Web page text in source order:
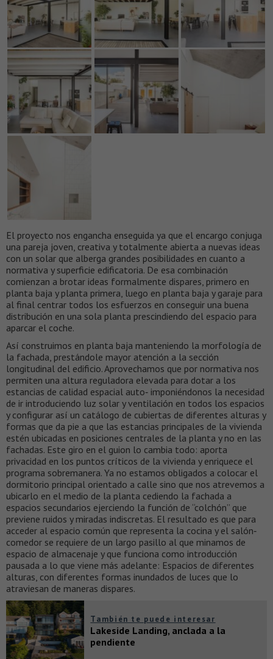
El proyecto nos engancha enseguida ya que el encargo conjuga
una pareja joven, creativa y totalmente abierta a nuevas ideas
con un solar que alberga grandes posibilidades en cuanto a
normativa y superficie edificatoria. De esa combinación
comienzan a brotar ideas formalmente dispares, primero en
planta baja y planta primera, luego en planta baja y garaje para
al final centrar todos los esfuerzos en conseguir una buena
distribución en una sola planta prescindiendo del espacio para
aparcar el coche.
Así construimos en planta baja manteniendo la morfología de
la fachada, prestándole mayor atención a la sección
longitudinal del edificio. Aprovechamos que por normativa nos
permiten una altura reguladora elevada para dotar a los
estancias de calidad espacial auto‐ imponiéndonos la necesidad
de ir introduciendo luz solar y ventilación en todos los espacios
y configurar así un catálogo de cubiertas de diferentes alturas y
formas que da pie a que las estancias principales de la vivienda
estén ubicadas en posiciones centrales de la planta y no en las
fachadas. Este giro en el guion lo cambia todo: aporta
privacidad en los puntos críticos de la vivienda y enriquece el
programa sobremanera. Ya no estamos obligados a colocar el
dormitorio principal orientado a calle sino que nos atrevemos a
ubicarlo en el medio de la planta cediendo la fachada a
espacios secundarios ejerciendo la función de “colchón” que
previene ruidos y miradas indiscretas. El resultado es que para
acceder al espacio común que representa la cocina y el salón‐
comedor se requiere de un largo pasillo al que minamos de
espacio de almacenaje y que funciona como introducción
pausada a lo que viene más adelante: Espacios de diferentes
alturas, con diferentes formas inundados de luces que lo
atraviesan de maneras dispares.
También te puede interesar
Lakeside Landing, anclada a la
pendiente